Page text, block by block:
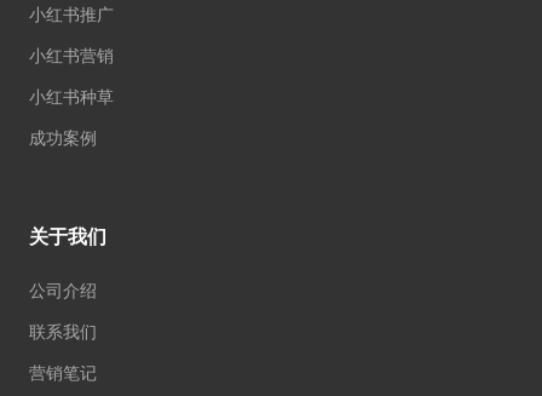
小红书推广
小红书营销
小红书种草
成功案例
关于我们
公司介绍
联系我们
营销笔记